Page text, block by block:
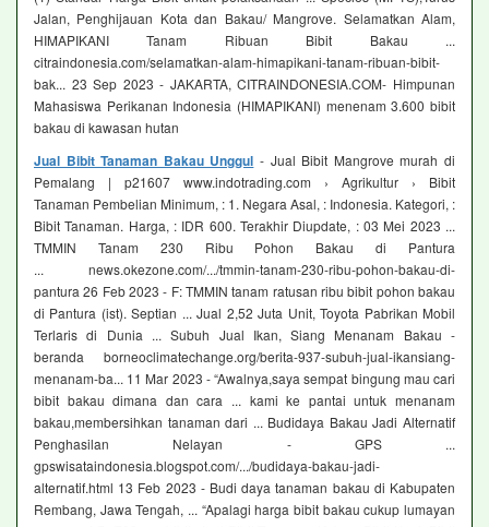
Jalan, Penghijauan Kota dan Bakau/ Mangrove. Selamatkan Alam,
HIMAPIKANI Tanam Ribuan Bibit Bakau ...
citraindonesia.com/selamatkan-alam-himapikani-tanam-ribuan-bibit-
bak... 23 Sep 2023 - JAKARTA, CITRAINDONESIA.COM- Himpunan
Mahasiswa Perikanan Indonesia (HIMAPIKANI) menenam 3.600 bibit
bakau di kawasan hutan
Jual Bibit Tanaman Bakau Unggul - Jual Bibit Mangrove murah di
Pemalang | p21607 www.indotrading.com › Agrikultur › Bibit
Tanaman Pembelian Minimum, : 1. Negara Asal, : Indonesia. Kategori, :
Bibit Tanaman. Harga, : IDR 600. Terakhir Diupdate, : 03 Mei 2023 ...
TMMIN Tanam 230 Ribu Pohon Bakau di Pantura
... news.okezone.com/.../tmmin-tanam-230-ribu-pohon-bakau-di-
pantura 26 Feb 2023 - F: TMMIN tanam ratusan ribu bibit pohon bakau
di Pantura (ist). Septian ... Jual 2,52 Juta Unit, Toyota Pabrikan Mobil
Terlaris di Dunia ... Subuh Jual Ikan, Siang Menanam Bakau -
beranda borneoclimatechange.org/berita-937-subuh-jual-ikansiang-
menanam-ba... 11 Mar 2023 - “Awalnya,saya sempat bingung mau cari
bibit bakau dimana dan cara ... kami ke pantai untuk menanam
bakau,membersihkan tanaman dari ... Budidaya Bakau Jadi Alternatif
Penghasilan Nelayan - GPS ...
gpswisataindonesia.blogspot.com/.../budidaya-bakau-jadi-
alternatif.html 13 Feb 2023 - Budi daya tanaman bakau di Kabupaten
Rembang, Jawa Tengah, ... “Apalagi harga bibit bakau cukup lumayan